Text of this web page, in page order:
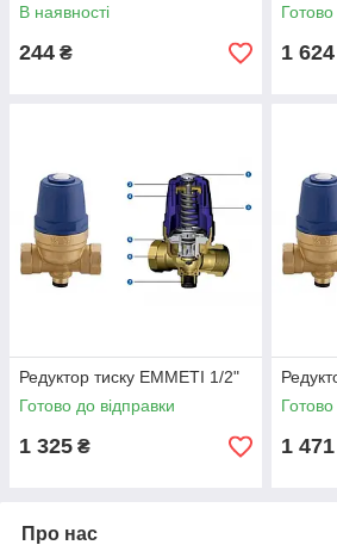
В наявності
244 ₴ 1 624
Редуктор тиску EMMETI 1/2"
Готово до відправки
1 325 ₴ 1 471
Про нас